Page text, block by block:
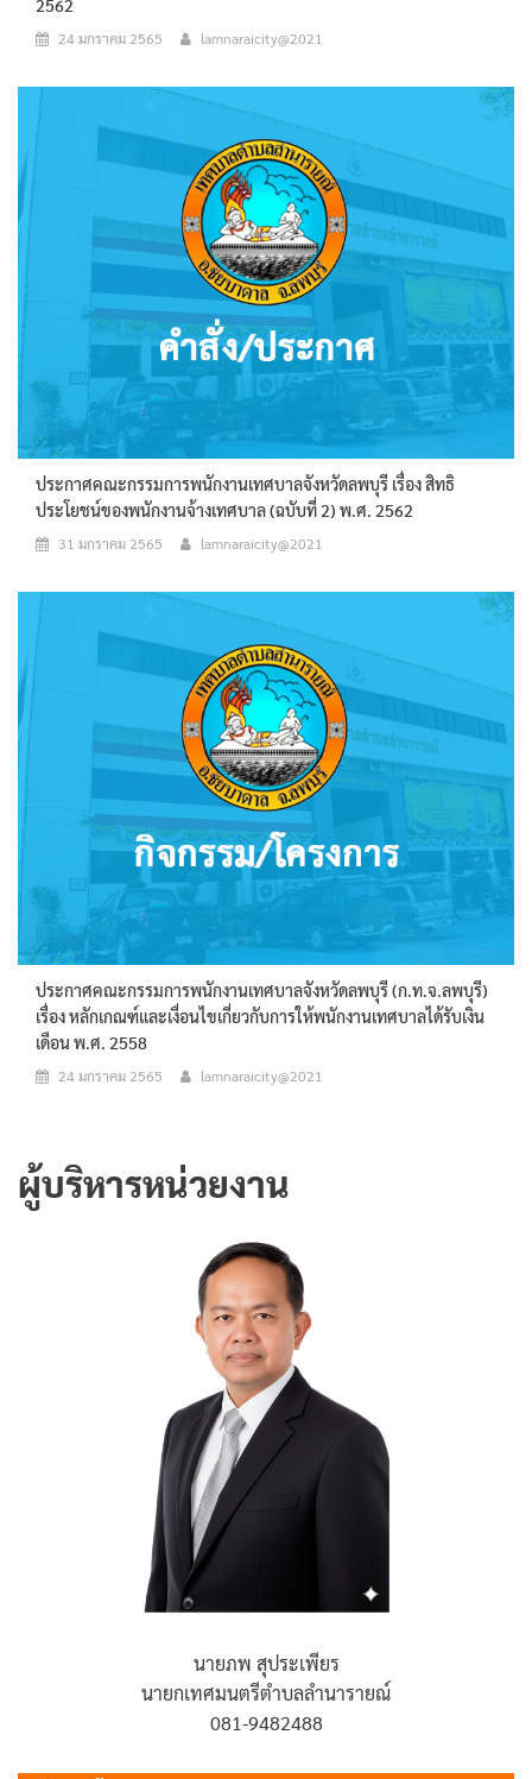
2562
24 มกราคม 2565 lamnaraicity@2021
ประกาศคณะกรรมการพนักงานเทศบาลจังหวัดลพบุรี เรื่อง สิทธิ
ประโยชน์ของพนักงานจ้างเทศบาล (ฉบับที่ 2) พ.ศ. 2562
31 มกราคม 2565 lamnaraicity@2021
ประกาศคณะกรรมการพนักงานเทศบาลจังหวัดลพบุรี (ก.ท.จ.ลพบุรี)
เรื่อง หลักเกณฑ์และเงื่อนไขเกี่ยวกับการให้พนักงานเทศบาลได้รับเงิน
เดือน พ.ศ. 2558
24 มกราคม 2565 lamnaraicity@2021
ผู้บริหารหน่วยงาน
นายภพ สุประเพียร
นายกเทศมนตรีตำบลลำนารายณ์
081-9482488